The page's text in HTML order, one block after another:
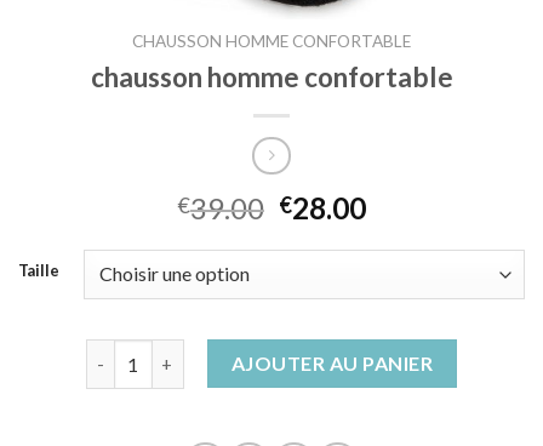
CHAUSSON HOMME CONFORTABLE
chausson homme confortable
€39.00 €28.00
Taille
AJOUTER AU PANIER